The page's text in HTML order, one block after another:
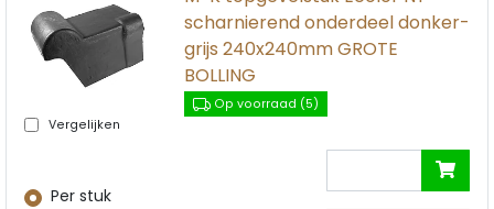
Vergelijken
scharnierend onderdeel donker-
grijs 240x240mm GROTE
BOLLING
Op voorraad (5)
Per stuk